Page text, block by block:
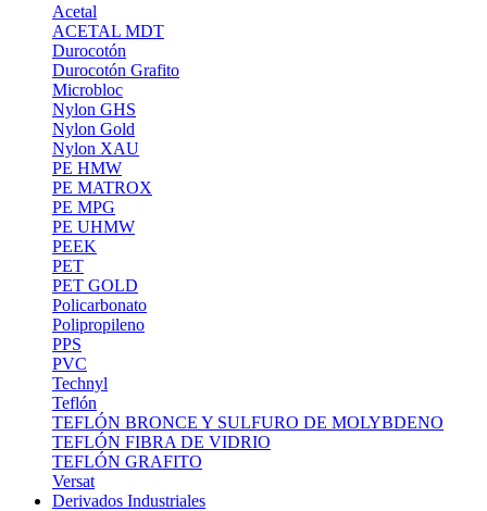
Acetal
ACETAL MDT
Durocotón
Durocotón Grafito
Microbloc
Nylon GHS
Nylon Gold
Nylon XAU
PE HMW
PE MATROX
PE MPG
PE UHMW
PEEK
PET
PET GOLD
Policarbonato
Polipropileno
PPS
PVC
Technyl
Teflón
TEFLÓN BRONCE Y SULFURO DE MOLYBDENO
TEFLÓN FIBRA DE VIDRIO
TEFLÓN GRAFITO
Versat
Derivados Industriales